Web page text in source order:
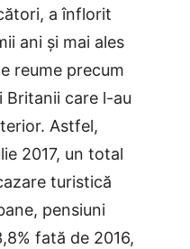
a înflorit
ani și mai ales
reume precum
Britanii care l-au
Astfel,
2017, un total
turistică
pensiuni
fată de 2016,